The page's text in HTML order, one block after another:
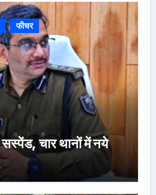
फीचर
सस्पेंड, चार थानों में नये